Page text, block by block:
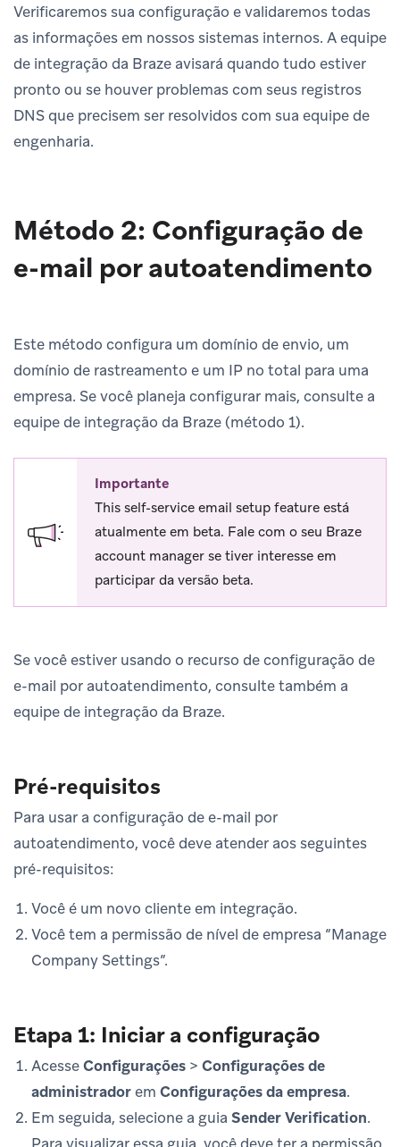
Verificaremos sua configuração e validaremos todas
as informações em nossos sistemas internos. A equipe
de integração da Braze avisará quando tudo estiver
pronto ou se houver problemas com seus registros
DNS que precisem ser resolvidos com sua equipe de
engenharia.
Método 2: Configuração de
e-mail por autoatendimento
Este método configura um domínio de envio, um
domínio de rastreamento e um IP no total para uma
empresa. Se você planeja configurar mais, consulte a
equipe de integração da Braze (método 1).
Importante
This self-service email setup feature está
atualmente em beta. Fale com o seu Braze
account manager se tiver interesse em
participar da versão beta.
Se você estiver usando o recurso de configuração de
e-mail por autoatendimento, consulte também a
equipe de integração da Braze.
Pré-requisitos
Para usar a configuração de e-mail por
autoatendimento, você deve atender aos seguintes
pré-requisitos:
Você é um novo cliente em integração.
Você tem a permissão de nível de empresa “Manage
Company Settings”.
Etapa 1: Iniciar a configuração
AcesseConfigurações > Configurações de
administradorem Configurações da empresa.
Em seguida, selecione a guia Sender Verification.